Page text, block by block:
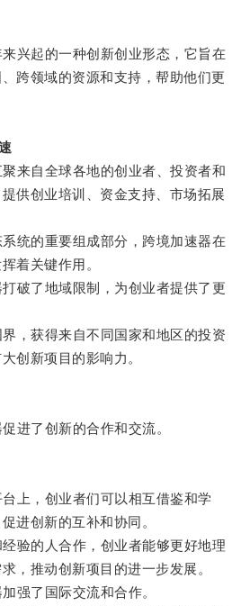
起的一种创新创业形态，它旨在
跨领域的资源和支持，帮助他们更
自全球各地的创业者、投资者和
供创业培训、资金支持、市场拓展
的重要组成部分，跨境加速器在
着关键作用。
了地域限制，为创业者提供了更
获得来自不同国家和地区的投资
创新项目的影响力。
了创新的合作和交流。
，创业者们可以相互借鉴和学
进创新的互补和协同。
的人合作，创业者能够更好地理
，推动创新项目的进一步发展。
了国际交流和合作。